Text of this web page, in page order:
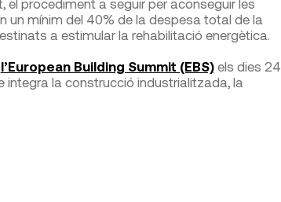
el procediment a seguir per aconseguir les
un mínim del 40% de la despesa total de la
a estimular la rehabilitació energètica.
l’European Building Summit (EBS)els dies 24
integra la construcció industrialitzada, la